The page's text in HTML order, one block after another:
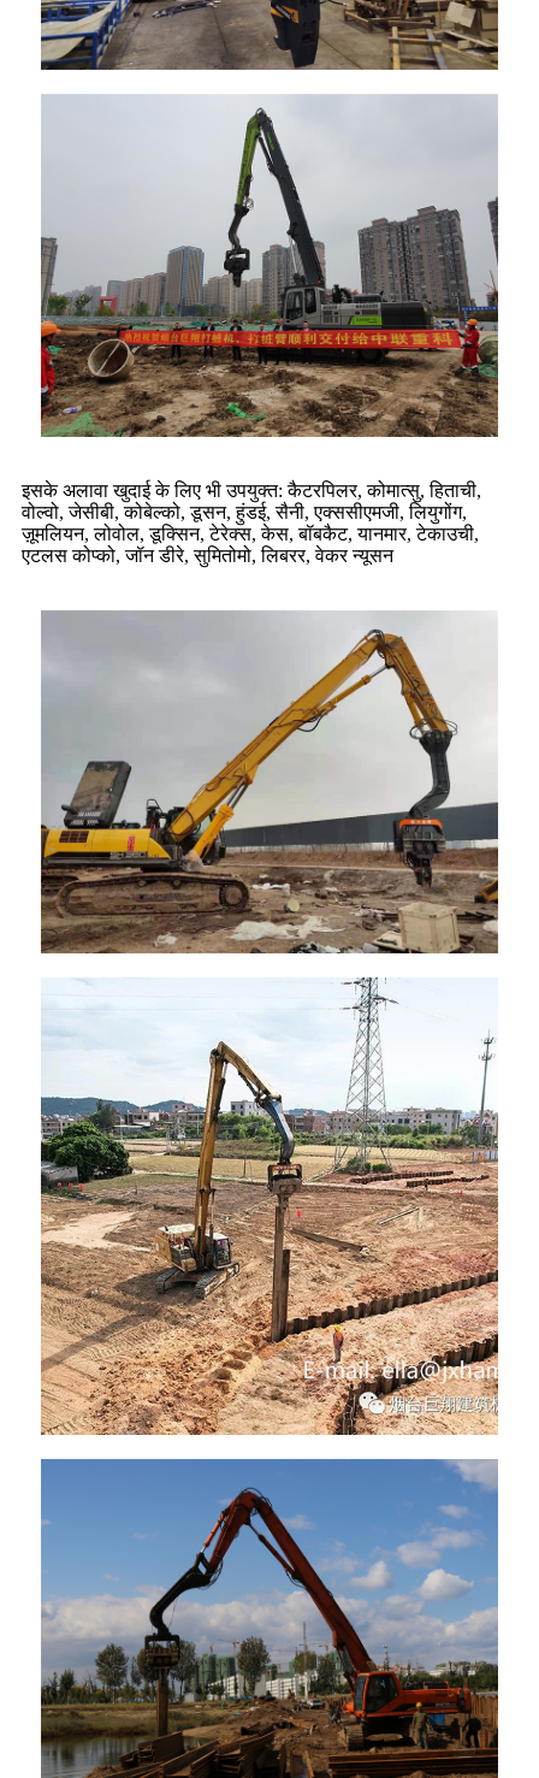
इसके अलावा खुदाई के लिए भी उपयुक्त: कैटरपिलर, कोमात्सु, हिताची,
वोल्वो, जेसीबी, कोबेल्को, डूसन, हुंडई, सैनी, एक्ससीएमजी, लियुगोंग,
ज़ूमलियन, लोवोल, डूक्सिन, टेरेक्स, केस, बॉबकैट, यानमार, टेकाउची,
एटलस कोप्को, जॉन डीरे, सुमितोमो, लिबरर, वेकर न्यूसन